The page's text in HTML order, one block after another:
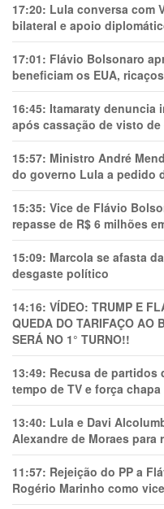
17:20: Lula conversa com
bilateral e apoio
17:01: Flávio Bolsonaro
beneficiam os EUA,
16:45: Itamaraty denuncia
após cassação de visto
15:57: Ministro André
do governo Lula a pedido
15:35: Vice de Flávio
repasse de R$ 6 milhões
15:09: Marcola se afasta
desgaste político
14:16: VÍDEO: TRUMP E
QUEDA DO TARIFAÇO AO
SERÁ NO 1° TURNO!!
13:49: Recusa de partidos
tempo de TV e força
13:40: Lula e Davi
Alexandre de Moraes para
11:57: Rejeição do PP a
Rogério Marinho como vice